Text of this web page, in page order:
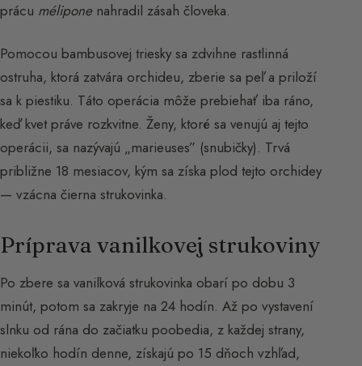
prácu méliponenahradil zásah človeka.
Pomocou bambusovej triesky sa zdvihne rastlinná
ostruha, ktorá zatvára orchideu, zberie sa peľ a priloží
sa k piestiku. Táto operácia môže prebiehať iba ráno,
keď kvet práve rozkvitne. Ženy, ktoré sa venujú aj tejto
operácii, sa nazývajú „marieuses” (snubičky). Trvá
približne 18 mesiacov, kým sa získa plod tejto orchidey
— vzácna čierna strukovinka.
Príprava vanilkovej strukoviny
Po zbere sa vanilková strukovinka obarí po dobu 3
minút, potom sa zakryje na 24 hodín. Až po vystavení
slnku od rána do začiatku poobedia, z každej strany,
niekoľko hodín denne, získajú po 15 dňoch vzhľad,